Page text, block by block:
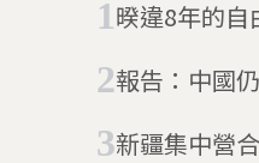
暌違8年的自
報告：中國
新疆集中營合法化 中國發